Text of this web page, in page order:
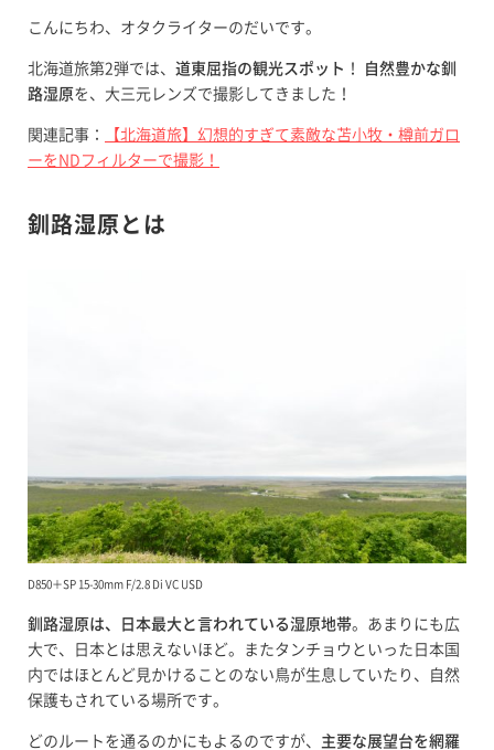
こんにちわ、オタクライターのだいです。
北海道旅第2弾では、 道東屈指の観光スポット ！
自然豊かな釧
路湿原を、大三元レンズで撮影してきました！
関連記事：
【北海道旅】幻想的すぎて素敵な苫小牧・樽前ガロ
ーをNDフィルターで撮影！
釧路湿原とは
D850＋SP 15-30mm F/2.8 Di VC USD
釧路湿原は、日本最大と言われている湿原地帯。あまりにも広
大で、日本とは思えないほど。またタンチョウといった日本国
内ではほとんど見かけることのない鳥が生息していたり、自然
保護もされている場所です。
どのルートを通るのかにもよるのですが、 主要な展望台を網羅